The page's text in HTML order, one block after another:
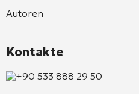
Autoren
Kontakte
+90 533 888 29 50